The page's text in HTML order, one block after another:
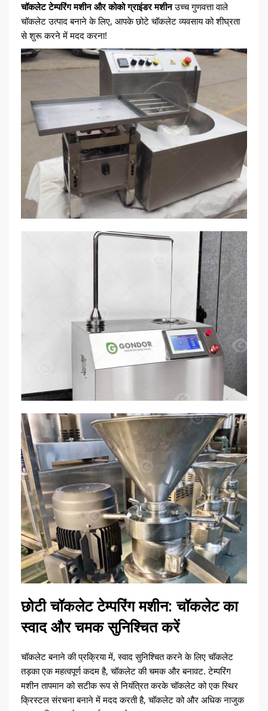
चॉकलेट टेम्परिंग मशीन और कोको ग्राइंडर मशीनउच्च गुणवत्ता वाले
चॉकलेट उत्पाद बनाने के लिए, आपके छोटे चॉकलेट व्यवसाय को शीघ्रता
से शुरू करने में मदद करना!
छोटी चॉकलेट टेम्परिंग मशीन: चॉकलेट का
स्वाद और चमक सुनिश्चित करें
चॉकलेट बनाने की प्रक्रिया में, स्वाद सुनिश्चित करने के लिए चॉकलेट
तड़का एक महत्वपूर्ण कदम है, चॉकलेट की चमक और बनावट. टेम्परिंग
मशीन तापमान को सटीक रूप से नियंत्रित करके चॉकलेट को एक स्थिर
क्रिस्टल संरचना बनाने में मदद करती है, चॉकलेट को और अधिक नाजुक